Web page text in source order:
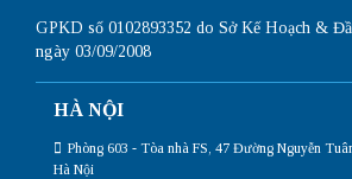
GPKD số 0102893352 do Sở Kế Hoạch &
ngày 03/09/2008
HÀ NỘI
Phòng 603 - Tòa nhà FS, 47 Đường Nguyễn
Hà Nội